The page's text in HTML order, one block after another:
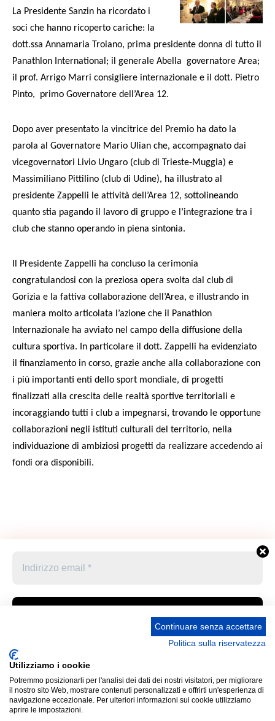
La Presidente Sanzin ha ricordato i
soci che hanno ricoperto cariche: la
dott.ssa Annamaria Troiano, prima presidente donna di tutto il
Panathlon International; il generale Abella governatore Area;
il prof. Arrigo Marri consigliere internazionale e il dott. Pietro
Pinto,
primo Governatore dell’Area 12.
Dopo aver presentato la vincitrice del Premio ha dato la
parola al Governatore Mario Ulian che, accompagnato dai
vicegovernatori Livio Ungaro (club di Trieste-Muggia) e
Massimiliano Pittilino (club di Udine), ha illustrato al
presidente Zappelli le attività dell’Area 12, sottolineando
quanto stia pagando il lavoro di gruppo e l’integrazione tra i
club che stanno operando in piena sintonia.
Il Presidente Zappelli ha concluso la cerimonia
congratulandosi con la preziosa opera svolta dal club di
Gorizia e la fattiva collaborazione dell’Area, e illustrando in
maniera molto articolata l’azione che il Panathlon
Internazionale ha avviato nel campo della diffusione della
cultura sportiva. In particolare il dott. Zappelli ha evidenziato
il finanziamento in corso, grazie anche alla collaborazione con
i più importanti enti dello sport mondiale, di progetti
finalizzati alla crescita delle realtà sportive territoriali e
incoraggiando tutti i club a impegnarsi, trovando le opportune
collaborazioni negli istituti culturali del territorio, nella
individuazione di ambiziosi progetti da realizzare accedendo ai
fondi ora disponibili.
Accetto le condizioni generali e di ricevere le
newsletter
Cliccando qui sopra per inviare questo modulo, sei consapevole
e accetti che le informazioni che hai fornito verranno trasferite a
Panathlon-Fvg per il trattamento conformemente alle loro
Privacy Policy –
UNIONE STAMPA SPORTIVA ITALIANA GRUPPO
FRIULI VENEZIA GIULIA “MARCO LUCHETTA” Corso
Italia 13 34121 Trieste (Ts) Telefono 040 370371 Codice
Fiscale 80031170329 Mail: ussi_fvg@hotmail.com IBAN
Continuare senza accettare
Politica sulla riservatezza
Utilizziamo i cookie
Potremmo posizionarli per l'analisi dei dati dei nostri visitatori, per migliorare
il nostro sito Web, mostrare contenuti personalizzati e offrirti un'esperienza di
navigazione eccezionale. Per ulteriori informazioni sui cookie utilizziamo
aprire le impostazioni.